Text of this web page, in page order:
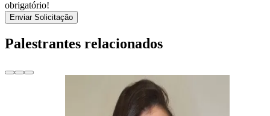
obrigatório!
Enviar Solicitação
Palestrantes relacionados